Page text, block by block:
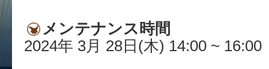
メンテナンス時間
2024年 3月 28日(木) 14:00 ~ 16:00